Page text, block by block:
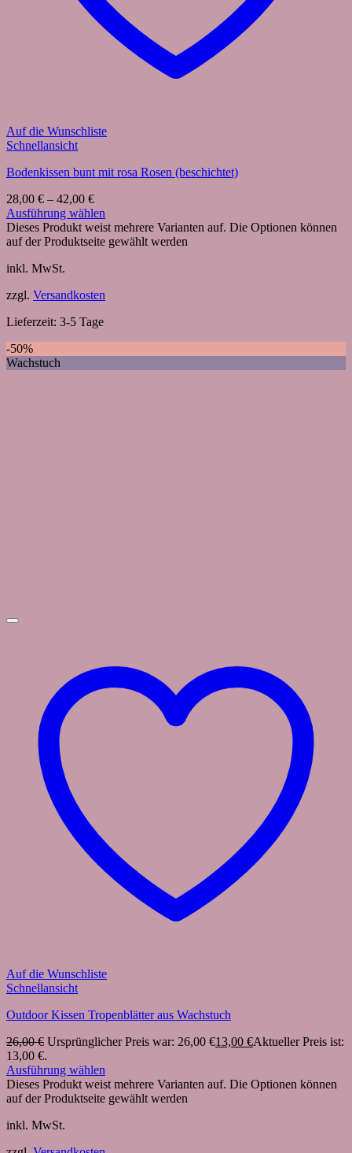
Auf die Wunschliste
Schnellansicht
Bodenkissen bunt mit rosa Rosen (beschichtet)
28,00 € – 42,00 €
Ausführung wählen
Dieses Produkt weist mehrere Varianten auf. Die Optionen können
auf der Produktseite gewählt werden
inkl. MwSt.
zzgl. Versandkosten
Lieferzeit: 3-5 Tage
-50%
Wachstuch
Auf die Wunschliste
Schnellansicht
Outdoor Kissen Tropenblätter aus Wachstuch
26,00€ Ursprünglicher Preis war: 26,00 €13,00 €Aktueller Preis ist:
13,00 €.
Ausführung wählen
Dieses Produkt weist mehrere Varianten auf. Die Optionen können
auf der Produktseite gewählt werden
inkl. MwSt.